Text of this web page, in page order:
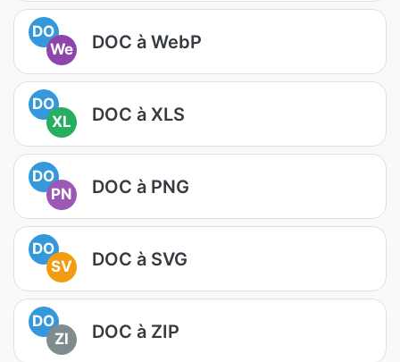
DO
We
DOC à WebP
DO
XL
DOC à XLS
DO
PN
DOC à PNG
DO
SV
DOC à SVG
DO
ZI
DOC à ZIP